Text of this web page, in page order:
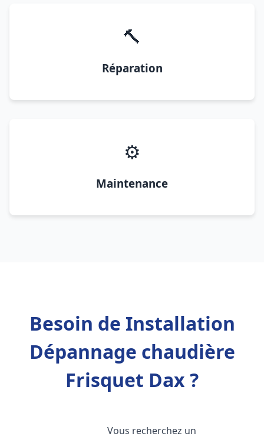
🔨
Réparation
⚙️
Maintenance
Besoin de Installation
Dépannage chaudière
Frisquet Dax ?
Vous recherchez un